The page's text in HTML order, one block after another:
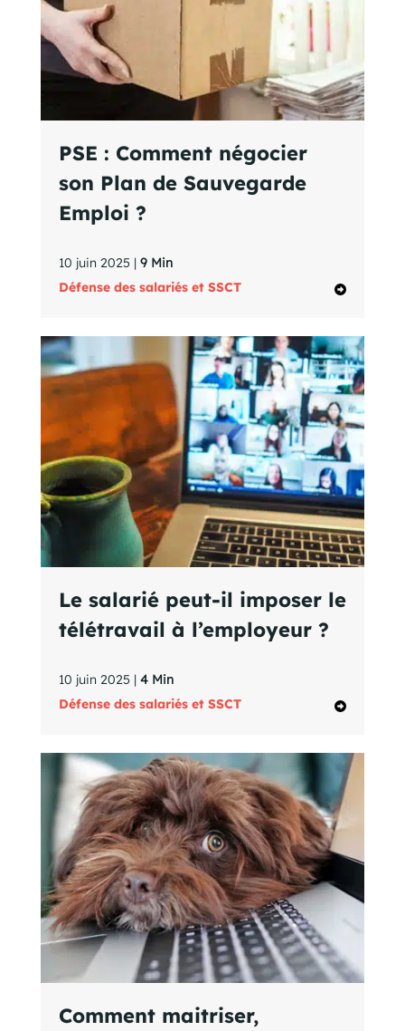
PSE : Comment négocier
son Plan de Sauvegarde
Emploi ?
10 juin 2025 | 9 Min
Défense des salariés et SSCT
Le salarié peut-il imposer le
télétravail à l’employeur ?
10 juin 2025 | 4 Min
Défense des salariés et SSCT
Comment maitriser,